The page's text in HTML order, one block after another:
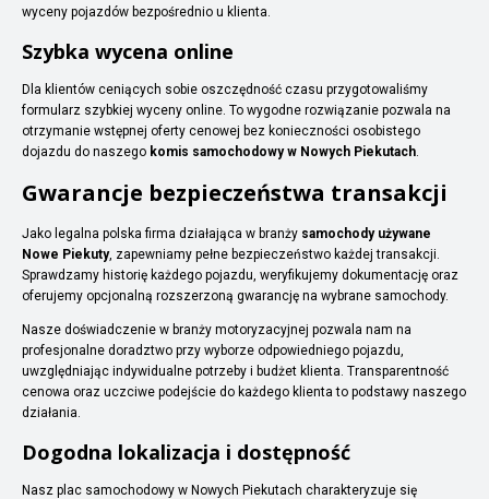
wyceny pojazdów bezpośrednio u klienta.
Szybka wycena online
Dla klientów ceniących sobie oszczędność czasu przygotowaliśmy
formularz szybkiej wyceny online. To wygodne rozwiązanie pozwala na
otrzymanie wstępnej oferty cenowej bez konieczności osobistego
dojazdu do naszego komis samochodowy w Nowych Piekutach.
Gwarancje bezpieczeństwa transakcji
Jako legalna polska firma działająca w branży samochody używane
Nowe Piekuty, zapewniamy pełne bezpieczeństwo każdej transakcji.
Sprawdzamy historię każdego pojazdu, weryfikujemy dokumentację oraz
oferujemy opcjonalną rozszerzoną gwarancję na wybrane samochody.
Nasze doświadczenie w branży motoryzacyjnej pozwala nam na
profesjonalne doradztwo przy wyborze odpowiedniego pojazdu,
uwzględniając indywidualne potrzeby i budżet klienta. Transparentność
cenowa oraz uczciwe podejście do każdego klienta to podstawy naszego
działania.
Dogodna lokalizacja i dostępność
Nasz plac samochodowy w Nowych Piekutach charakteryzuje się